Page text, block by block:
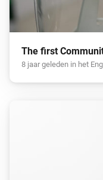
The first
8 jaar geleden in het